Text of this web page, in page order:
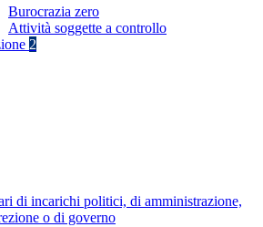
Burocrazia zero
Attività soggette a controllo
2
di incarichi politici, di amministrazione,
o di governo